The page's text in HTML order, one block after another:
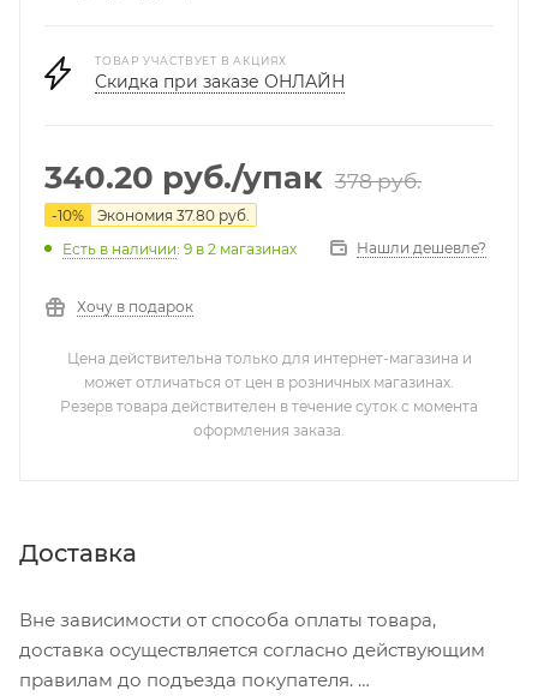
ТОВАР УЧАСТВУЕТ В АКЦИЯХ
Скидка при заказе ОНЛАЙН
340.20 руб./упак 378руб.
-10% Экономия 37.80 руб.
Есть в наличии: 9 в 2 магазинах Нашли дешевле?
Хочу в подарок
Цена действительна только для интернет-магазина и
может отличаться от цен в розничных магазинах.
Резерв товара действителен в течение суток с момента
оформления заказа.
Доставка
Вне зависимости от способа оплаты товара,
доставка осуществляется согласно действующим
правилам до подъезда покупателя.